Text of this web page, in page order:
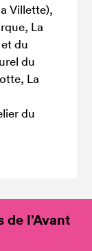
Villette),
La
du
du
La
du
l’Avant